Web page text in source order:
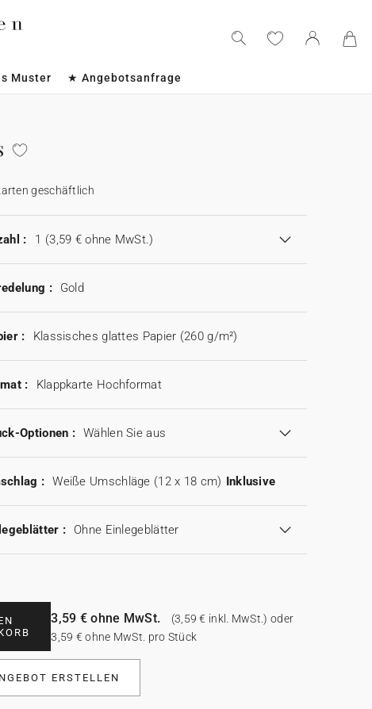
Muster ★ Angebotsanfrage
geschäftlich
: 1 (3,59 € ohne MwSt.)
: Gold
: Klassisches glattes Papier (260 g/m²)
: Klappkarte Hochformat
Optionen : Wählen Sie aus
: Weiße Umschläge (12 x 18 cm) Inklusive
: Ohne Einlegeblätter
3,59 € ohne MwSt.
(3,59 € inkl. MwSt.) oder
3,59 € ohne MwSt. pro Stück
ERSTELLEN